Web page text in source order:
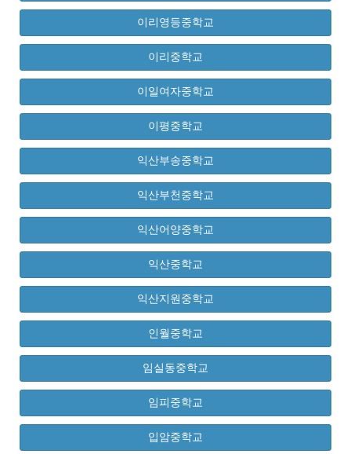
이리영등중학교
이리중학교
이일여자중학교
이평중학교
익산부송중학교
익산부천중학교
익산어양중학교
익산중학교
익산지원중학교
인월중학교
임실동중학교
임피중학교
입암중학교